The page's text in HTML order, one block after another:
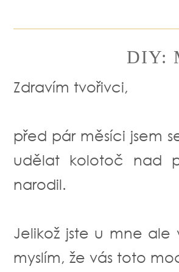
DIY:
Zdravím tvořivci,
před pár měsíci jsem
udělat kolotoč nad
narodil.
Jelikož jste u mne
myslím, že vás toto